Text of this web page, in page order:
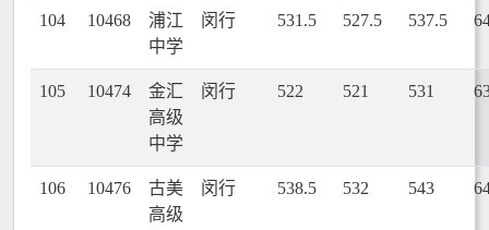
104 10468
浦江
中学
闵行 531.5 527.5 537.5
105 10474
金汇
高级
中学
闵行 522 521 531
106 10476
古美
高级
闵行 538.5 532 543